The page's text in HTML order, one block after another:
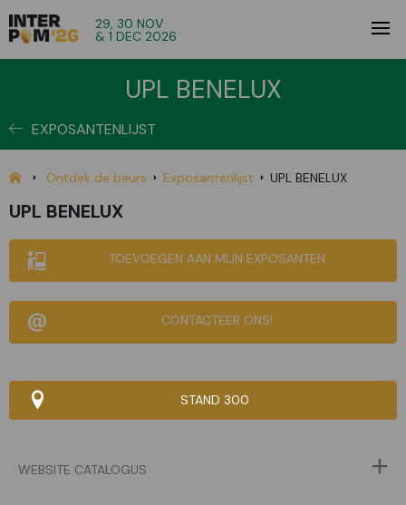
29, 30 NOV
& 1 DEC 2026
UPL BENELUX
EXPOSANTENLIJST
Ontdek de beurs Exposantenlijst UPL BENELUX
UPL BENELUX
TOEVOEGEN AAN MIJN EXPOSANTEN
CONTACTEER ONS!
STAND 300
WEBSITE CATALOGUS